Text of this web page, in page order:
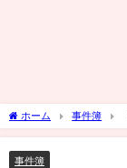
ホーム 事件簿
事件簿